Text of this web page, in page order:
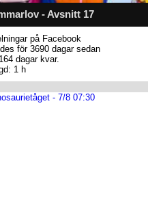
- Avsnitt 17
på Facebook
för 3690 dagar sedan
dagar kvar.
1 h